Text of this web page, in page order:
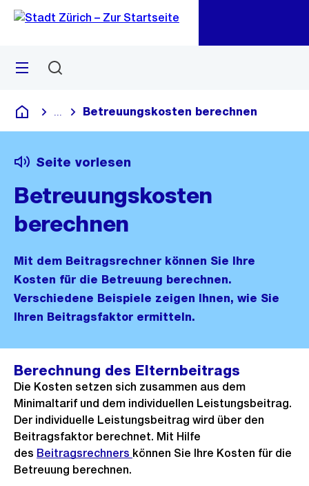
Navigation
Sprunglink
Menü
Deutsch
Blende alle Breadcrumbs ein
Betreuungskosten berechnen
Seite vorlesen
Betreuungskosten
berechnen
Mit dem Beitragsrechner können Sie Ihre
Kosten für die Betreuung berechnen.
Verschiedene Beispiele zeigen Ihnen, wie Sie
Ihren Beitragsfaktor ermitteln.
Berechnung des Elternbeitrags
Die Kosten setzen sich zusammen aus dem
Minimaltarif und dem individuellen Leistungsbeitrag.
Der individuelle Leistungsbeitrag wird über den
Beitragsfaktor berechnet. Mit Hilfe
des Beitragsrechners können Sie Ihre Kosten für die
Betreuung berechnen.